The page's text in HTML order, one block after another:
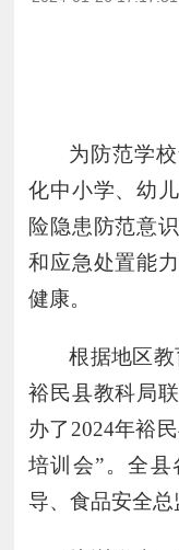
为防范学
化中小学、幼
险隐患防范意
和应急处置能
健康。
根据地区教
裕民县教科局
办了 2024年裕
培训会”。全
导、食品安全